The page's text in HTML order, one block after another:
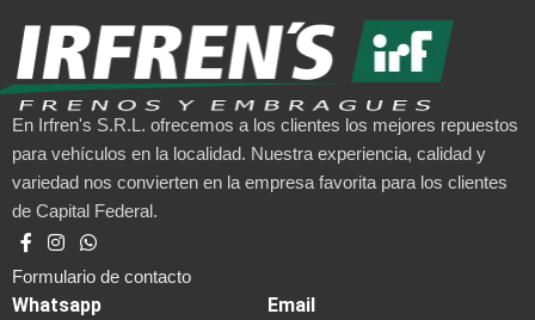
En Irfren's S.R.L. ofrecemos a los clientes los mejores repuestos
para vehículos en la localidad. Nuestra experiencia, calidad y
variedad nos convierten en la empresa favorita para los clientes
de Capital Federal.
Formulario de contacto
Whatsapp Email